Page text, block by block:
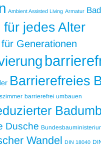
Ambient Assisted Living Armatur
für jedes Alter
Generationen
Barrierefreies
barrierefrei umbauen
Dusche
Wandel DIN 18040